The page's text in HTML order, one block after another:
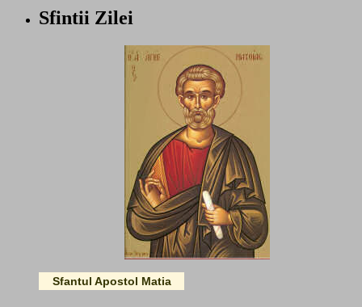
Sfintii Zilei
Sfantul Apostol Matia